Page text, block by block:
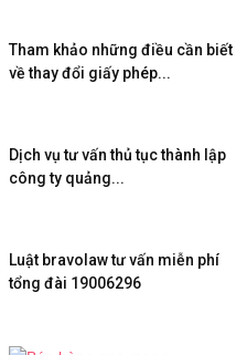
Tham khảo những điều cần biết
về thay đổi giấy phép...
Dịch vụ tư vấn thủ tục thành lập
công ty quảng...
Luật bravolaw tư vấn miễn phí
tổng đài 19006296